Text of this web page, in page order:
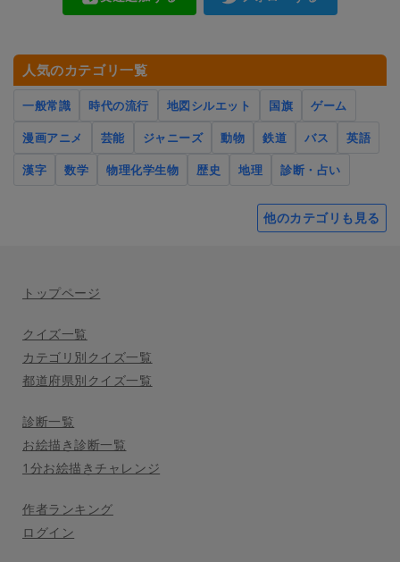
人気のカテゴリ一覧
一般常識 時代の流行 地図シルエット 国旗
ゲーム
漫画アニメ
芸能 ジャニーズ 動物 鉄道 バス
英語
漢字
数学 物理化学生物 歴史 地理 診断・占い
他のカテゴリも見る
トップページ
クイズ一覧
カテゴリ別クイズ一覧
都道府県別クイズ一覧
診断一覧
お絵描き診断一覧
1分お絵描きチャレンジ
作者ランキング
ログイン